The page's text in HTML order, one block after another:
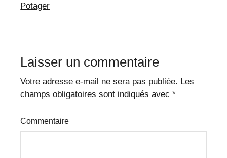
Potager
Laisser un commentaire
Votre adresse e-mail ne sera pas publiée. Les
champs obligatoires sont indiqués avec*
Commentaire